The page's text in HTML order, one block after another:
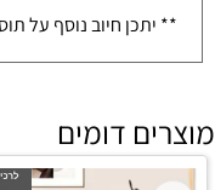
** יתכן חיוב נוסף על
מוצרים דומים